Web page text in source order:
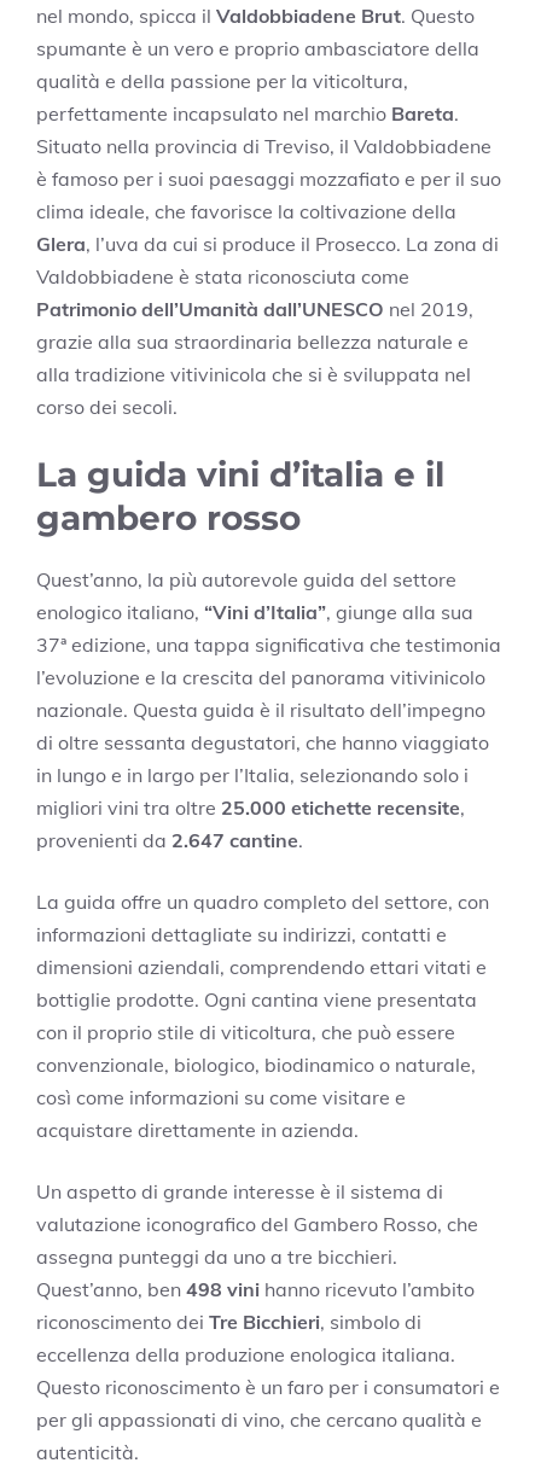
nel mondo, spicca il Valdobbiadene Brut. Questo
spumante è un vero e proprio ambasciatore della
qualità e della passione per la viticoltura,
perfettamente incapsulato nel marchio Bareta.
Situato nella provincia di Treviso, il Valdobbiadene
è famoso per i suoi paesaggi mozzafiato e per il suo
clima ideale, che favorisce la coltivazione della
Glera, l’uva da cui si produce il Prosecco. La zona di
Valdobbiadene è stata riconosciuta come
Patrimonio dell’Umanità dall’UNESCO nel 2019,
grazie alla sua straordinaria bellezza naturale e
alla tradizione vitivinicola che si è sviluppata nel
corso dei secoli.
La guida vini d’italia e il
gambero rosso
Quest’anno, la più autorevole guida del settore
enologico italiano, “Vini d’Italia”, giunge alla sua
37ª edizione, una tappa significativa che testimonia
l’evoluzione e la crescita del panorama vitivinicolo
nazionale. Questa guida è il risultato dell’impegno
di oltre sessanta degustatori, che hanno viaggiato
in lungo e in largo per l’Italia, selezionando solo i
migliori vini tra oltre 25.000 etichette recensite,
provenienti da 2.647 cantine.
La guida offre un quadro completo del settore, con
informazioni dettagliate su indirizzi, contatti e
dimensioni aziendali, comprendendo ettari vitati e
bottiglie prodotte. Ogni cantina viene presentata
con il proprio stile di viticoltura, che può essere
convenzionale, biologico, biodinamico o naturale,
così come informazioni su come visitare e
acquistare direttamente in azienda.
Un aspetto di grande interesse è il sistema di
valutazione iconografico del Gambero Rosso, che
assegna punteggi da uno a tre bicchieri.
Quest’anno, ben 498 vini hanno ricevuto l’ambito
riconoscimento dei Tre Bicchieri, simbolo di
eccellenza della produzione enologica italiana.
Questo riconoscimento è un faro per i consumatori e
per gli appassionati di vino, che cercano qualità e
autenticità.